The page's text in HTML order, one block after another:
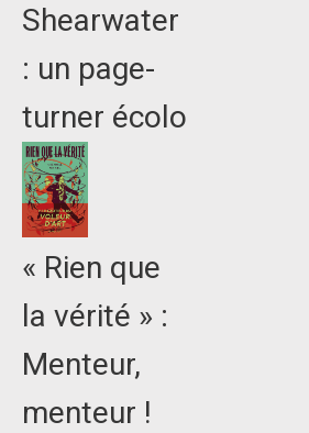
Shearwater
: un page-
turner écolo
« Rien que
la vérité » :
Menteur,
menteur !